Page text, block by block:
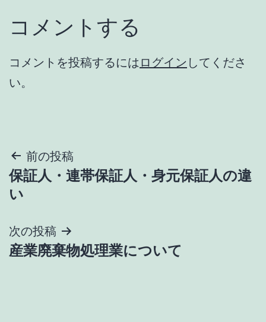
コメントする
コメントを投稿するには ログイン してくださ
い。
投
稿
ビ
前の投稿
保証人・連帯保証人・身元保証人の違
い
次の投稿
産業廃棄物処理業について